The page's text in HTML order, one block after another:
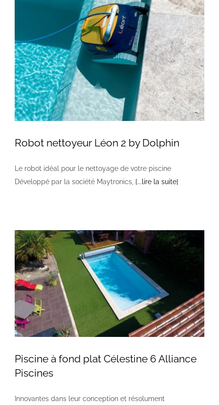
Robot nettoyeur Léon 2 by Dolphin
Le robot idéal pour le nettoyage de votre piscine
Développé par la société Maytronics, [...lire la suite]
Piscine à fond plat Célestine 6 Alliance
Piscines
Innovantes dans leur conception et résolument